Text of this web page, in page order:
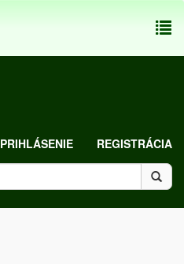
PRIHLÁSENIE REGISTRÁCIA